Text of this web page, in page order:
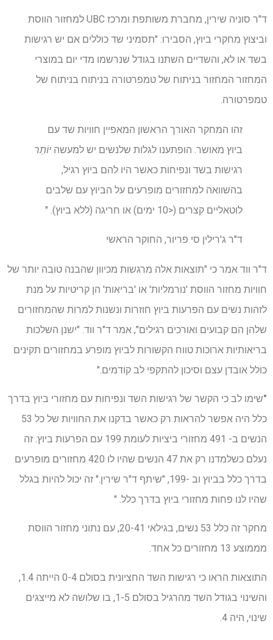
ד"ר סוניה שירין, מחברת משותפת ומרכז UBC למחזור הווסת
וביצוץ מחקרי ביוץ, הסבירו: "תסמיני שד כוללים אם יש רגישות
בשד או לא, והשדיים השתנו בגודל שנרשמו מדי יום במוצרי
המחזור המחזור בניתוח של טמפרטורה בניתוח בניתוח של
טמפרטורה.
זהו המחקר האורך הראשון המאפיין חוויות שד עם
ביוץ מאושר. הופתענו לגלות שלנשים יש למעשה יוֹתֵר
רגישות בשד ונפיחות כאשר היו להם ביוץ רגיל,
בהשוואה למחזורים מופרעים על הביוץ עם שלבים
לוטאליים קצרים (<10 ימים) או חריגה (ללא ביוץ). "
ד"ר ג'רילין סי פריור, החוקר הראשי
ד"ר ווד אמר כי "תוצאות אלה מרגשות מכיוון שהבנה טובה יותר של
חוויות מחזור הווסת 'נורמליות' או 'בריאות' הן קריטיות על מנת
לזהות נשים עם הפרעות ביוץ חוזרות ונשנות למרות שהמחזורים
שלהן הם קבועים ואורכים רגילים", אמר ד"ר ווד. "ישנן השלכות
בריאותיות ארוכות טווח הקשורות לביוץ מופרע במחזורים תקינים
כולל אובדן עצם וסיכון להתקפי לב קודמים."
"שימו לב כי הקשר של רגישות השד ונפיחות עם מחזורי ביוץ בדרך
כלל היה אפשר להראות רק כאשר בדקנו את החוויות של כל 53
הנשים ב- 491 מחזורי ביציות לעומת 199 עם הפרעות ביוץ. זה
נעלם כשלמדנו רק את 47 הנשים שהיו לו 420 מחזורים מופרעים
בדרך כלל בביוץ וב -199, "שיתף ד"ר שירין." זה יכול להיות בגלל
שהיו לנו פחות מחזורי ביוץ בדרך כלל. "
מחקר זה כלל 53 נשים, בגילאי 20-41, עם נתוני מחזור הווסת
מממוצע 13 מחזורים כל אחד.
התוצאות הראו כי רגישות השד החציונית בסולם 0-4 הייתה 1.4,
והשינוי בגודל השד מהרגיל בסולם 1-5, בו שלושה לא מייצגים
שינוי, היה 4.